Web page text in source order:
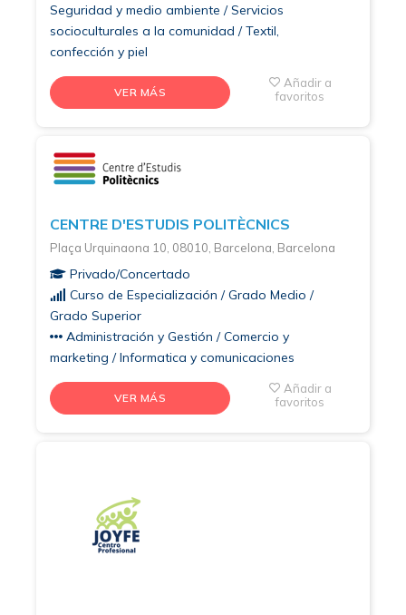
Seguridad y medio ambiente / Servicios
socioculturales a la comunidad / Textil,
confección y piel
VER MÁS
Añadir a
favoritos
CENTRE D'ESTUDIS POLITÈCNICS
Plaça Urquinaona 10, 08010, Barcelona, Barcelona
Privado/Concertado
Curso de Especialización / Grado Medio /
Grado Superior
Administración y Gestión / Comercio y
marketing / Informatica y comunicaciones
VER MÁS
Añadir a
favoritos